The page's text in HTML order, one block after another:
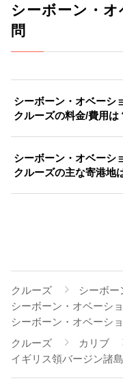
シーボーン・
問
シーボーン・オベーシ
クルーズの料金/費用は
シーボーン・オベーシ
クルーズの主な寄港地
クルーズ
シーボー
シーボーン・オベーシ
シーボーン・オベーシ
クルーズ
カリブ
イギリス領バージン諸島